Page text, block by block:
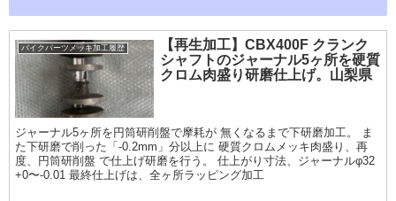
バイクパーツメッキ加工履歴
【再生加工】CBX400F クランク
シャフトのジャーナル5ヶ所を硬質
クロム肉盛り研磨仕上げ。山梨県
ジャーナル5ヶ所を円筒研削盤で摩耗が 無くなるまで下研磨加工。 ま
た下研磨で削った「-0.2mm」分以上に 硬質クロムメッキ肉盛り、再
度、円筒研削盤 で仕上げ研磨を行う。 仕上がり寸法、ジャーナルφ32
+0〜-0.01 最終仕上げは、全ヶ所ラッピング加工